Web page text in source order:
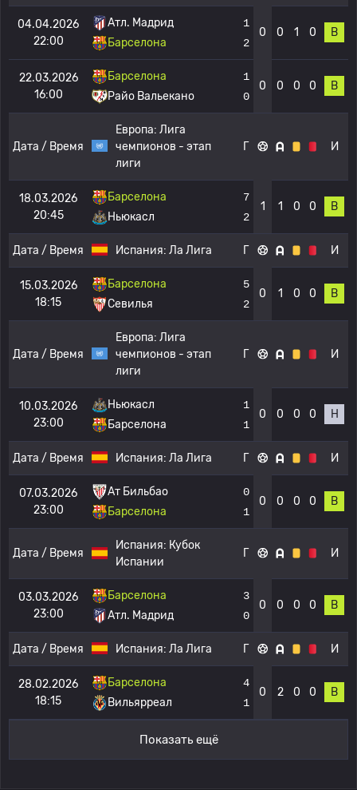
04.04.2026
22:00
Атл. Мадрид
Барселона
1
2
0 0 1 0 В
22.03.2026
16:00
Барселона
Райо Вальекано
1
0
0 0 0 0 В
Дата / Время
Европа: Лига
чемпионов - этап
лиги
Г И
18.03.2026
20:45
Барселона
Ньюкасл
7
2
1 1 0 0 В
Дата / Время Испания: Ла Лига Г И
15.03.2026
18:15
Барселона
Севилья
5
2
0 1 0 0 В
Дата / Время
Европа: Лига
чемпионов - этап
лиги
Г И
10.03.2026
23:00
Ньюкасл
Барселона
1
1
0 0 0 0 Н
Дата / Время Испания: Ла Лига Г И
07.03.2026
23:00
Ат Бильбао
Барселона
0
1
0 0 0 0 В
Дата / Время
Испания: Кубок
Испании
Г И
03.03.2026
23:00
Барселона
Атл. Мадрид
3
0
0 0 0 0 В
Дата / Время Испания: Ла Лига Г И
28.02.2026
18:15
Барселона
Вильярреал
4
1
0 2 0 0 В
Показать ещё